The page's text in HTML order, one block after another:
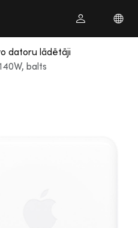
datoru lādētāji
balts